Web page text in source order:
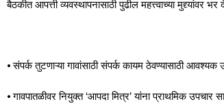
बैठकीत आपत्ती व्यवस्थापनासाठी पुढील महत्त्वाच्या मुद्द्यांवर
⦁ संपर्क तुटणाऱ्या गावांसाठी संपर्क कायम ठेवण्यासाठी आवश्यक
⦁ गावपातळीवर नियुक्त ‘आपदा मित्र’ यांना प्राथमिक उपचार